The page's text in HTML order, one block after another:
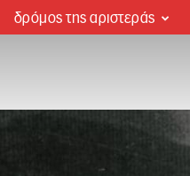
δρόμος της αριστεράς